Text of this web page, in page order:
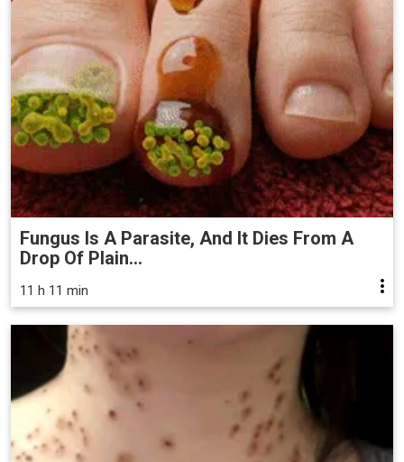
Fungus Is A Parasite, And It Dies From A
Drop Of Plain...
11 h 11 min